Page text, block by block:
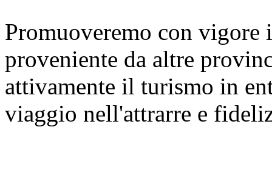
Promuoveremo con
proveniente da altre
attivamente il turismo in
viaggio nell'attrarre e